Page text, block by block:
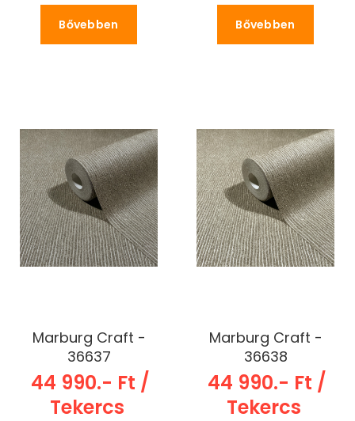
Bővebben Bővebben
Marburg Craft -
36637
44 990.- Ft /
Tekercs
Marburg Craft -
36638
44 990.- Ft /
Tekercs